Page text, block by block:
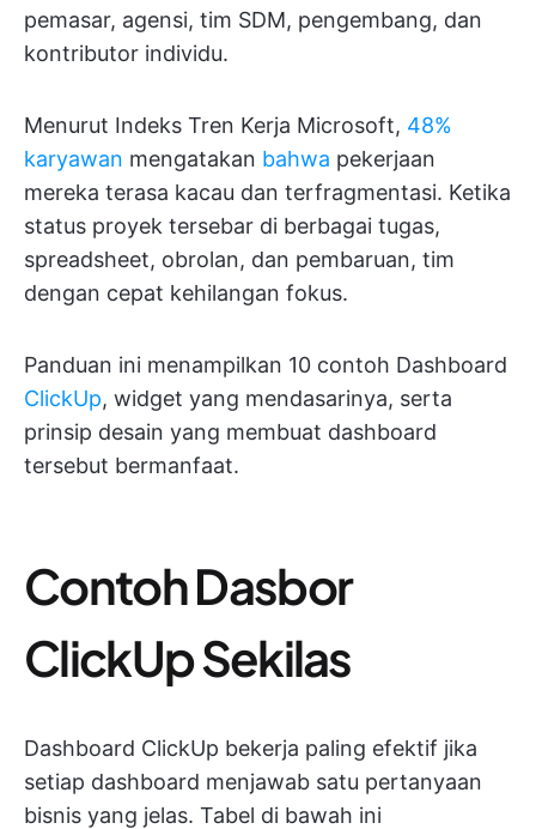
pemasar, agensi, tim SDM, pengembang, dan
kontributor individu.
Menurut Indeks Tren Kerja Microsoft, 48%
karyawan mengatakan bahwa pekerjaan
mereka terasa kacau dan terfragmentasi. Ketika
status proyek tersebar di berbagai tugas,
spreadsheet, obrolan, dan pembaruan, tim
dengan cepat kehilangan fokus.
Panduan ini menampilkan 10 contoh Dashboard
ClickUp, widget yang mendasarinya, serta
prinsip desain yang membuat dashboard
tersebut bermanfaat.
Contoh Dasbor
ClickUp Sekilas
Dashboard ClickUp bekerja paling efektif jika
setiap dashboard menjawab satu pertanyaan
bisnis yang jelas. Tabel di bawah ini